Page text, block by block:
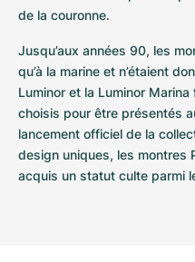
de la couronne.
Jusqu’aux années 90, les
qu’à la marine et n’étaient
Luminor et la Luminor
choisis pour être présentés
lancement officiel de la
design uniques, les montres
acquis un statut culte parmi